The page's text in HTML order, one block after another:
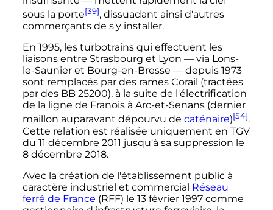
sous la porte[39], dissuadant ainsi d'autres
commerçants de s'y installer.
En 1995, les turbotrains qui effectuent les
liaisons entre Strasbourg et Lyon — via Lons-
le-Saunieret Bourg-en-Bresse —depuis 1973
sont remplacés par des rames Corail (tractées
par des BB 25200), à la suite de l'électrification
de la ligne de Franois à Arc-et-Senans (dernier
maillon auparavant dépourvu de caténaire)[54].
Cette relation est réalisée uniquement en TGV
du 11 décembre 2011 jusqu'à sa suppression le
8 décembre 2018.
Avec la création de l'établissement public à
caractère industriel et commercial Réseau
ferré de France (RFF) le 13 février 1997comme